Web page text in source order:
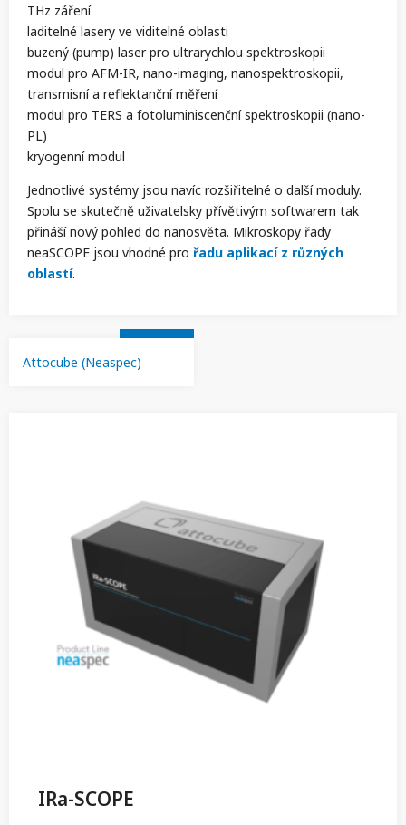
THz záření
laditelné lasery ve viditelné oblasti
buzený (pump) laser pro ultrarychlou spektroskopii
modul pro AFM-IR, nano-imaging, nanospektroskopii,
transmisní a reflektanční měření
modul pro TERS a fotoluminiscenční spektroskopii (nano-
PL)
kryogenní modul
Jednotlivé systémy jsou navíc rozšiřitelné o další moduly.
Spolu se skutečně uživatelsky přívětivým softwarem tak
přináší nový pohled do nanosvěta. Mikroskopy řady
neaSCOPE jsou vhodné pro řadu aplikací z různých
oblastí.
Attocube (Neaspec)
IRa-SCOPE